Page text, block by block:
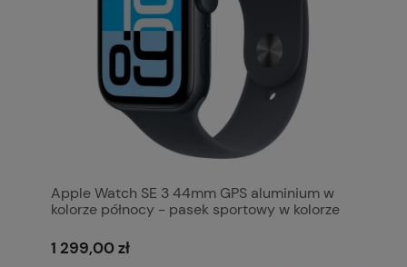
Apple Watch SE 3 44mm GPS aluminium w
kolorze północy - pasek sportowy w kolorze
1 299,00 zł